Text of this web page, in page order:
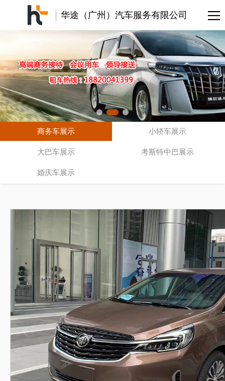
华途（广州）汽车服务有限公司
商务车展示 小轿车展示
大巴车展示 考斯特中巴展示
婚庆车展示